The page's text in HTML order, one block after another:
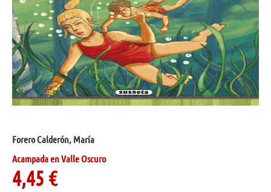
Forero Calderón, María
Acampada en Valle Oscuro
4,45 €